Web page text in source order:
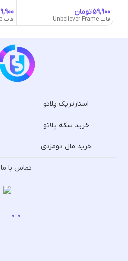
تومان
قاب-Unbeliever Frame قاب-Unicorn Frame
استارترپک پلاتو
خرید سکه پلاتو
خرید مال دومزدی
تماس با ما